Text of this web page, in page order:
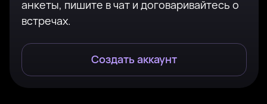
анкеты, пишите в чат и договаривайтесь о
встречах.
Создать аккаунт